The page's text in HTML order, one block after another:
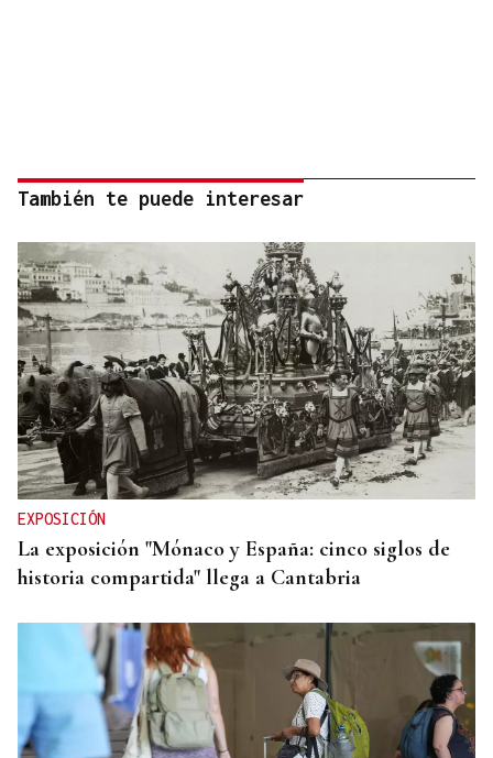
También te puede interesar
EXPOSICIÓN
La exposición "Mónaco y España: cinco siglos de
historia compartida" llega a Cantabria